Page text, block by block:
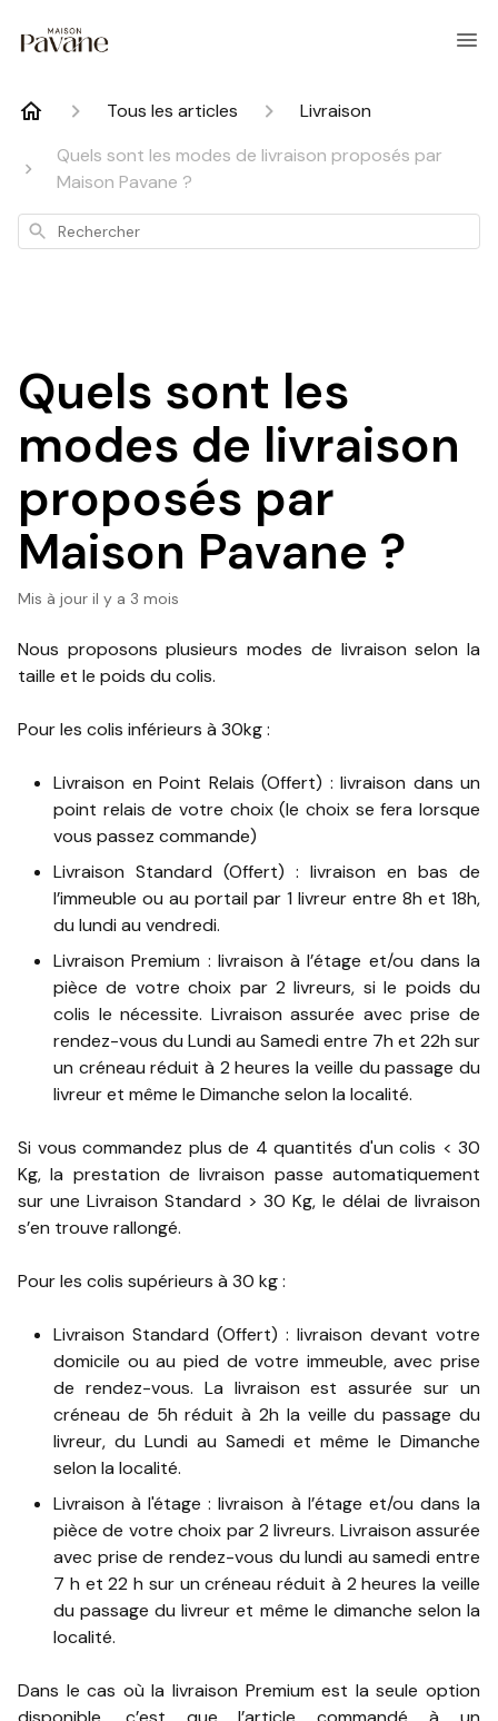
Tous les articles
Livraison
Quels sont les modes de livraison proposés par
Maison Pavane ?
Rechercher
Quels sont les
modes de livraison
proposés par
Maison Pavane ?
Mis à jour il y a 3 mois
Nous proposons plusieurs modes de livraison selon la
taille et le poids du colis.
Pour les colis inférieurs à 30kg :
Livraison en Point Relais (Offert) : livraison dans un
point relais de votre choix (le choix se fera lorsque
vous passez commande)
Livraison Standard (Offert) : livraison en bas de
l’immeuble ou au portail par 1 livreur entre 8h et 18h,
du lundi au vendredi.
Livraison Premium : livraison à l’étage et/ou dans la
pièce de votre choix par 2 livreurs, si le poids du
colis le nécessite. Livraison assurée avec prise de
rendez-vous du Lundi au Samedi entre 7h et 22h sur
un créneau réduit à 2 heures la veille du passage du
livreur et même le Dimanche selon la localité.
Si vous commandez plus de 4 quantités d'un colis < 30
Kg, la prestation de livraison passe automatiquement
sur une Livraison Standard > 30 Kg, le délai de livraison
s’en trouve rallongé.
Pour les colis supérieurs à 30 kg :
Livraison Standard (Offert) : livraison devant votre
domicile ou au pied de votre immeuble, avec prise
de rendez-vous. La livraison est assurée sur un
créneau de 5h réduit à 2h la veille du passage du
livreur, du Lundi au Samedi et même le Dimanche
selon la localité.
Livraison à l'étage : livraison à l’étage et/ou dans la
pièce de votre choix par 2 livreurs. Livraison assurée
avec prise de rendez-vous du lundi au samedi entre
7 h et 22 h sur un créneau réduit à 2 heures la veille
du passage du livreur et même le dimanche selon la
localité.
Dans le cas où la livraison Premium est la seule option